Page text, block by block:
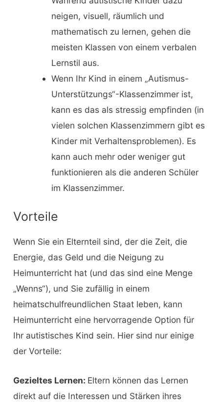
neigen, visuell, räumlich und
mathematisch zu lernen, gehen die
meisten Klassen von einem verbalen
Lernstil aus.
Wenn Ihr Kind in einem „Autismus-
Unterstützungs“-Klassenzimmer ist,
kann es das als stressig empfinden (in
vielen solchen Klassenzimmern gibt es
Kinder mit Verhaltensproblemen). Es
kann auch mehr oder weniger gut
funktionieren als die anderen Schüler
im Klassenzimmer.
Vorteile
Wenn Sie ein Elternteil sind, der die Zeit, die
Energie, das Geld und die Neigung zu
Heimunterricht hat (und das sind eine Menge
„Wenns“), und Sie zufällig in einem
heimatschulfreundlichen Staat leben, kann
Heimunterricht eine hervorragende Option für
Ihr autistisches Kind sein. Hier sind nur einige
der Vorteile:
Gezieltes Lernen: Eltern können das Lernen
direkt auf die Interessen und Stärken ihres